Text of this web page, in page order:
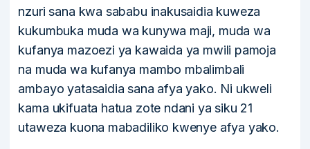
nzuri sana kwa sababu inakusaidia kuweza
kukumbuka muda wa kunywa maji, muda wa
kufanya mazoezi ya kawaida ya mwili pamoja
na muda wa kufanya mambo mbalimbali
ambayo yatasaidia sana afya yako. Ni ukweli
kama ukifuata hatua zote ndani ya siku 21
utaweza kuona mabadiliko kwenye afya yako.